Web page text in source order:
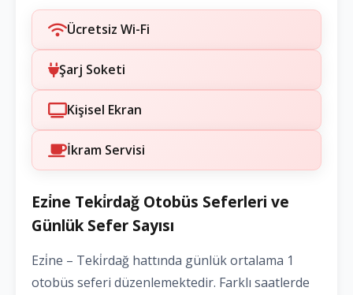
Ücretsiz Wi-Fi
Şarj Soketi
Kişisel Ekran
İkram Servisi
Ezi̇ne Teki̇rdağ Otobüs Seferleri ve
Günlük Sefer Sayısı
Ezi̇ne – Teki̇rdağ hattında günlük ortalama 1
otobüs seferi düzenlemektedir. Farklı saatlerde